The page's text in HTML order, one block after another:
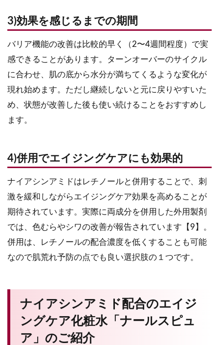
3)効果を感じるまでの期間
バリア機能の改善は比較的早く（2〜4週間程度）で実
感できることがあります。ターンオーバーのサイクル
に合わせ、肌の底から水分が満ちてくるような変化が
現れ始めます。ただし継続しないと元に戻りやすいた
め、状態が改善した後も使い続けることをおすすめし
ます。
4)併用でエイジングケアにも効果的
ナイアシンアミドはレチノールと併用することで、刺
激を緩和しながらエイジングケア効果を高めることが
期待されています。実際に両成分を併用した外用製剤
では、色むらやシワの改善が報告されています【9】。
併用は、レチノールの配合濃度を低くすることも可能
なので肌荒れ予防の点でも良い選択肢の１つです。
ナイアシンアミド配合のエイジ
ングケア化粧水「ナールスピュ
ア」のご紹介